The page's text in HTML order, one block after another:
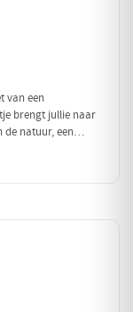
van een
brengt jullie naar
de natuur, een